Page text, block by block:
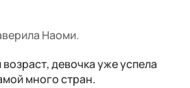
Наоми.
девочка уже успела
много стран.